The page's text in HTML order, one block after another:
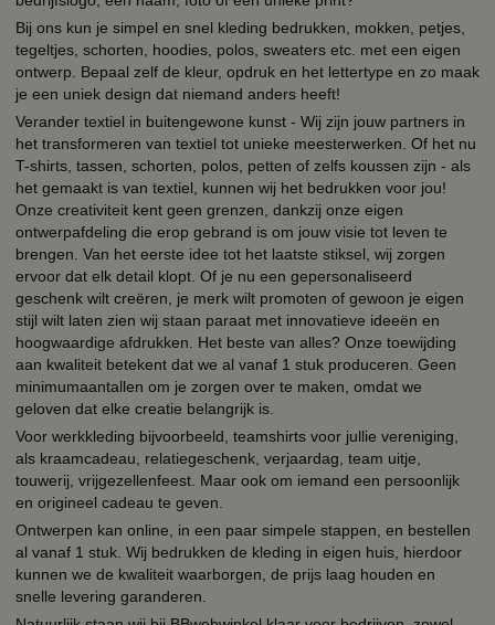
Bij ons kun je simpel en snel kleding bedrukken, mokken, petjes,
tegeltjes, schorten, hoodies, polos, sweaters etc. met een eigen
ontwerp. Bepaal zelf de kleur, opdruk en het lettertype en zo maak
je een uniek design dat niemand anders heeft!
Verander textiel in buitengewone kunst - Wij zijn jouw partners in
het transformeren van textiel tot unieke meesterwerken. Of het nu
T-shirts, tassen, schorten, polos, petten of zelfs koussen zijn - als
het gemaakt is van textiel, kunnen wij het bedrukken voor jou!
Onze creativiteit kent geen grenzen, dankzij onze eigen
ontwerpafdeling die erop gebrand is om jouw visie tot leven te
brengen. Van het eerste idee tot het laatste stiksel, wij zorgen
ervoor dat elk detail klopt. Of je nu een gepersonaliseerd
geschenk wilt creëren, je merk wilt promoten of gewoon je eigen
stijl wilt laten zien wij staan paraat met innovatieve ideeën en
hoogwaardige afdrukken. Het beste van alles? Onze toewijding
aan kwaliteit betekent dat we al vanaf 1 stuk produceren. Geen
minimumaantallen om je zorgen over te maken, omdat we
geloven dat elke creatie belangrijk is.
Voor werkkleding bijvoorbeeld, teamshirts voor jullie vereniging,
als kraamcadeau, relatiegeschenk, verjaardag, team uitje,
touwerij, vrijgezellenfeest. Maar ook om iemand een persoonlijk
en origineel cadeau te geven.
Ontwerpen kan online, in een paar simpele stappen, en bestellen
al vanaf 1 stuk. Wij bedrukken de kleding in eigen huis, hierdoor
kunnen we de kwaliteit waarborgen, de prijs laag houden en
snelle levering garanderen.